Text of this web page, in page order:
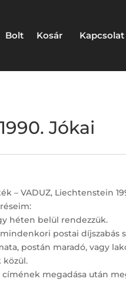
Bolt Kosár Kapcsolat
Jókai
– VADUZ, Liechtenstein
héten belül rendezzük.
postai díjszabás
postán maradó, vagy
közül.
címének megadása után